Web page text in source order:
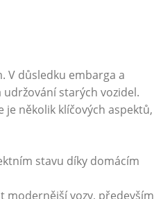
V důsledku⁢ embarga ​a
starých vozidel.
několik klíčových aspektů,
stavu díky domácím
‌modernější vozy, především